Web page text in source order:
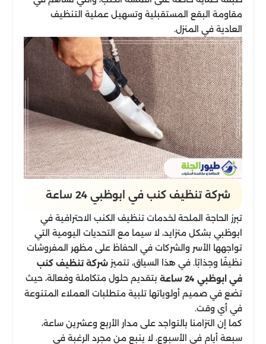
مقاومة البقع المستقبلية وتسهيل عملية التنظيف
العادية في المنزل.
شركة تنظيف كنب في ابوظبي 24 ساعة
تبرز الحاجة الملحة لخدمات تنظيف الكنب الاحترافية في
ابوظبي بشكل متزايد، لا سيما مع التحديات اليومية التي
تواجهها الأسر والشركات في الحفاظ على مظهر المفروشات
نظيفًا وجذابًا. في هذا السياق، تتميز شركة تنظيف كنب
في ابوظبي 24 ساعة
بتقديم حلول متكاملة وفعالة، حيث
تضع في صميم أولوياتها تلبية متطلبات العملاء المتنوعة
في أي وقت.
كما إن التزامنا بالتواجد على مدار الأربع وعشرين ساعة،
سبعة أيام في الأسبوع، لا ينبع من مجرد الرغبة في